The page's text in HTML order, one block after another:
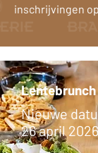
inschrijvingen
Lentebrunch
Nieuwe
26 april